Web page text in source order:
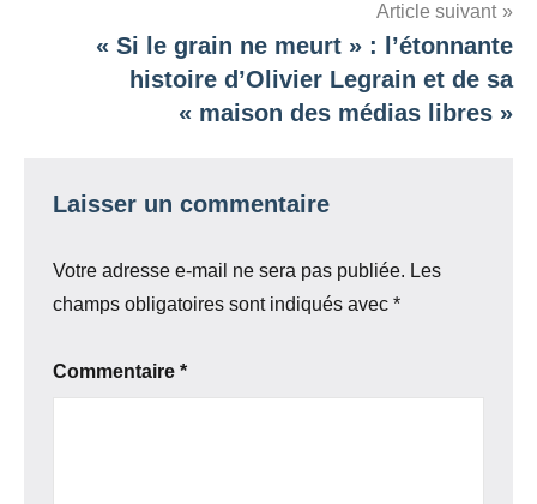
Article suivant
« Si le grain ne meurt » : l’étonnante
histoire d’Olivier Legrain et de sa
« maison des médias libres »
Laisser un commentaire
Votre adresse e-mail ne sera pas publiée. Les
champs obligatoires sont indiqués avec *
Commentaire *